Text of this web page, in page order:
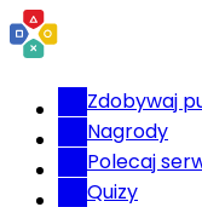
Zdobywaj
Nagrody
Polecaj
Quizy